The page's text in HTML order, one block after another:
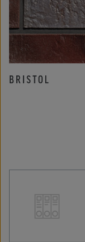
BRISTOL